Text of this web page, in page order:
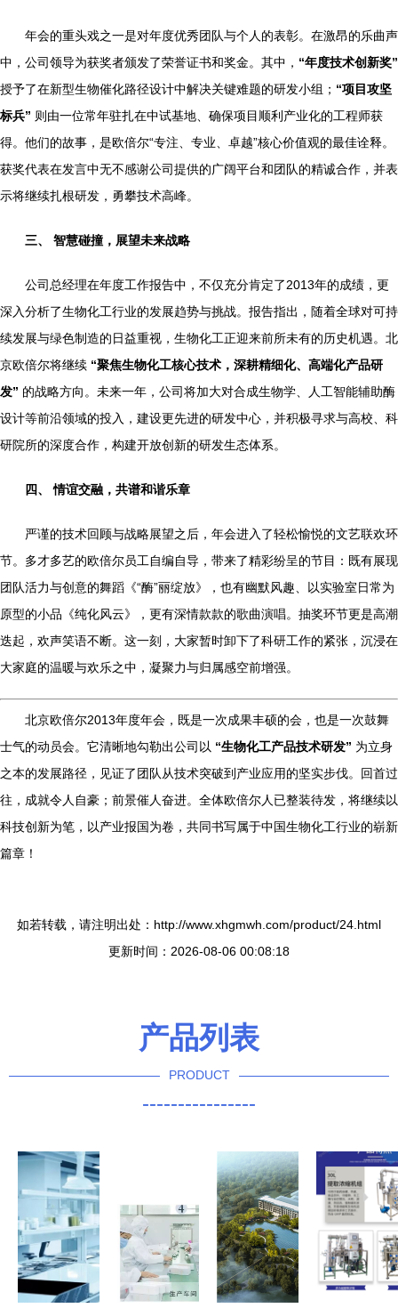
年会的重头戏之一是对年度优秀团队与个人的表彰。在激昂的乐曲声
中，公司领导为获奖者颁发了荣誉证书和奖金。其中， “年度技术创新奖”
授予了在新型生物催化路径设计中解决关键难题的研发小组； “项目攻坚
标兵” 则由一位常年驻扎在中试基地、确保项目顺利产业化的工程师获
得。他们的故事，是欧倍尔“专注、专业、卓越”核心价值观的最佳诠释。
获奖代表在发言中无不感谢公司提供的广阔平台和团队的精诚合作，并表
示将继续扎根研发，勇攀技术高峰。
三、 智慧碰撞，展望未来战略
公司总经理在年度工作报告中，不仅充分肯定了2013年的成绩，更
深入分析了生物化工行业的发展趋势与挑战。报告指出，随着全球对可持
续发展与绿色制造的日益重视，生物化工正迎来前所未有的历史机遇。北
京欧倍尔将继续 “聚焦生物化工核心技术，深耕精细化、高端化产品研
发” 的战略方向。未来一年，公司将加大对合成生物学、人工智能辅助酶
设计等前沿领域的投入，建设更先进的研发中心，并积极寻求与高校、科
研院所的深度合作，构建开放创新的研发生态体系。
四、 情谊交融，共谱和谐乐章
严谨的技术回顾与战略展望之后，年会进入了轻松愉悦的文艺联欢环
节。多才多艺的欧倍尔员工自编自导，带来了精彩纷呈的节目：既有展现
团队活力与创意的舞蹈《“酶”丽绽放》，也有幽默风趣、以实验室日常为
原型的小品《纯化风云》，更有深情款款的歌曲演唱。抽奖环节更是高潮
迭起，欢声笑语不断。这一刻，大家暂时卸下了科研工作的紧张，沉浸在
大家庭的温暖与欢乐之中，凝聚力与归属感空前增强。
北京欧倍尔2013年度年会，既是一次成果丰硕的会，也是一次鼓舞
士气的动员会。它清晰地勾勒出公司以 “生物化工产品技术研发” 为立身
之本的发展路径，见证了团队从技术突破到产业应用的坚实步伐。回首过
往，成就令人自豪；前景催人奋进。全体欧倍尔人已整装待发，将继续以
科技创新为笔，以产业报国为卷，共同书写属于中国生物化工行业的崭新
篇章！
如若转载，请注明出处：http://www.xhgmwh.com/product/24.html
更新时间：2026-08-06 00:08:18
产品列表
PRODUCT
----------------